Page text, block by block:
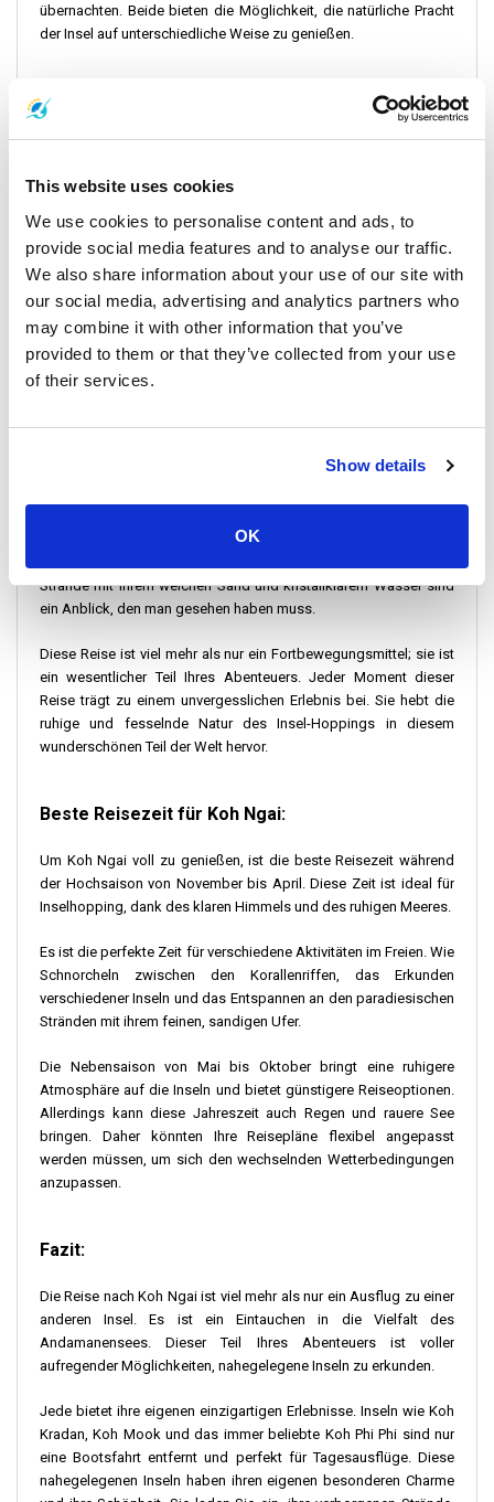
This website uses cookies
We use cookies to personalise content and ads, to
provide social media features and to analyse our traffic.
We also share information about your use of our site with
our social media, advertising and analytics partners who
may combine it with other information that you’ve
provided to them or that they’ve collected from your use
of their services.
Show details
OK
übernachten. Beide bieten die Möglichkeit, die natürliche Pracht
der Insel auf unterschiedliche Weise zu genießen.
Reisedetails:
durch ein Stück Paradies. Diese Reise bietet verschiedene
Optionen für Ihr Meer-Abenteuer. Sie reicht von schnellen und
modernen Fährdiensten bis hin zu traditionelleren und visuell
bietet eine andere Möglichkeit, die atemberaubende Landschaft
des Andamanensees zu genießen.
Wenn Sie sich entscheiden, mit dem Longtail-Boot zu reisen,
entscheiden Sie sich für ein einzigartiges und intensives Erlebnis
Kultur Thailands, bieten eine intimere Verbindung mit dem Ozean.
perfekt sind, dass sie wie aus einer Postkarte wirken.
Ihr Boot weiterfährt, werden Sie atemberaubende Strände sehen,
Strände mit ihrem weichen Sand und kristallklarem Wasser sind
ein Anblick, den man gesehen haben muss.
Diese Reise ist viel mehr als nur ein Fortbewegungsmittel; sie ist
ein wesentlicher Teil Ihres Abenteuers. Jeder Moment dieser
Reise trägt zu einem unvergesslichen Erlebnis bei. Sie hebt die
ruhige und fesselnde Natur des Insel-Hoppings in diesem
wunderschönen Teil der Welt hervor.
Beste Reisezeit für Koh Ngai:
Um Koh Ngai voll zu genießen, ist die beste Reisezeit während
der Hochsaison von November bis April. Diese Zeit ist ideal für
Inselhopping, dank des klaren Himmels und des ruhigen Meeres.
Es ist die perfekte Zeit für verschiedene Aktivitäten im Freien. Wie
Schnorcheln zwischen den Korallenriffen, das Erkunden
verschiedener Inseln und das Entspannen an den paradiesischen
Stränden mit ihrem feinen, sandigen Ufer.
Die Nebensaison von Mai bis Oktober bringt eine ruhigere
Atmosphäre auf die Inseln und bietet günstigere Reiseoptionen.
Allerdings kann diese Jahreszeit auch Regen und rauere See
bringen. Daher könnten Ihre Reisepläne flexibel angepasst
werden müssen, um sich den wechselnden Wetterbedingungen
anzupassen.
Fazit:
Die Reise nach Koh Ngai ist viel mehr als nur ein Ausflug zu einer
anderen Insel. Es ist ein Eintauchen in die Vielfalt des
Andamanensees. Dieser Teil Ihres Abenteuers ist voller
aufregender Möglichkeiten, nahegelegene Inseln zu erkunden.
Jede bietet ihre eigenen einzigartigen Erlebnisse. Inseln wie Koh
Kradan, Koh Mook und das immer beliebte Koh Phi Phi sind nur
eine Bootsfahrt entfernt und perfekt für Tagesausflüge. Diese
nahegelegenen Inseln haben ihren eigenen besonderen Charme